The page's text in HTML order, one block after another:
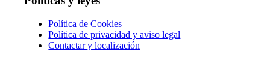
Política de Cookies
Política de privacidad y aviso legal
Contactar y localización